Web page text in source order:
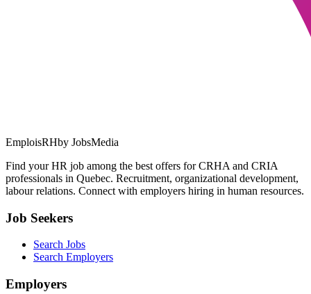
EmploisRHby JobsMedia
Find your HR job among the best offers for CRHA and CRIA
professionals in Quebec. Recruitment, organizational development,
labour relations. Connect with employers hiring in human resources.
Job Seekers
Search Jobs
Search Employers
Employers